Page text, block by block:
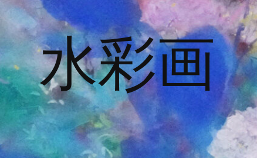
水彩画